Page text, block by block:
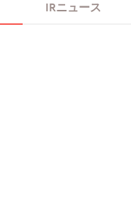
IRニュース